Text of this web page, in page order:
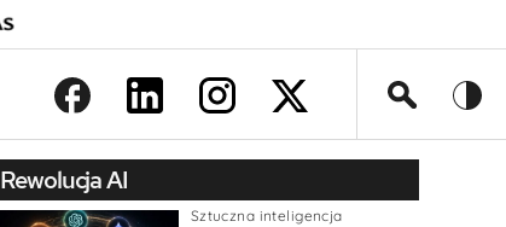
Rewolucja AI
Sztuczna inteligencja